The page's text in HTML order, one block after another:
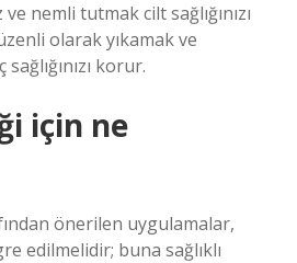
nemli tutmak cilt sağlığınızı
olarak yıkamak ve
sağlığınızı korur.
için ne
önerilen uygulamalar,
edilmelidir; buna sağlıklı